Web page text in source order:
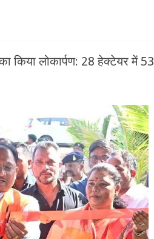
किया लोकार्पण: 28 हेक्टेयर में 53